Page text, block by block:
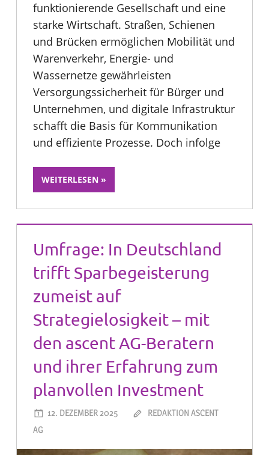
funktionierende Gesellschaft und eine
starke Wirtschaft. Straßen, Schienen
und Brücken ermöglichen Mobilität und
Warenverkehr, Energie- und
Wassernetze gewährleisten
Versorgungssicherheit für Bürger und
Unternehmen, und digitale Infrastruktur
schafft die Basis für Kommunikation
und effiziente Prozesse. Doch infolge
WEITERLESEN
Umfrage: In Deutschland
trifft Sparbegeisterung
zumeist auf
Strategielosigkeit – mit
den ascent AG-Beratern
und ihrer Erfahrung zum
planvollen Investment
12. DEZEMBER 2025
REDAKTION ASCENT
AG